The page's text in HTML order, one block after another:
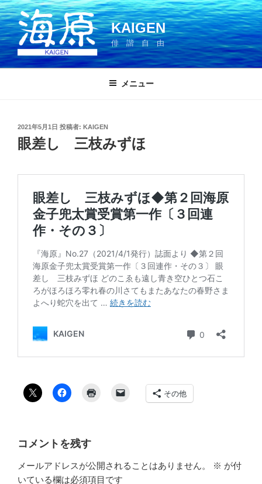
コ
ン
テ
ン
ツ
KAIGEN
俳 諧 自 由
メニュー
投
稿
日:
2021年5月1日 投稿者: KAIGEN
眼差し 三枝みずほ
その他
コメントを残す
メールアドレスが公開されることはありません。 ※ が付
いている欄は必須項目です